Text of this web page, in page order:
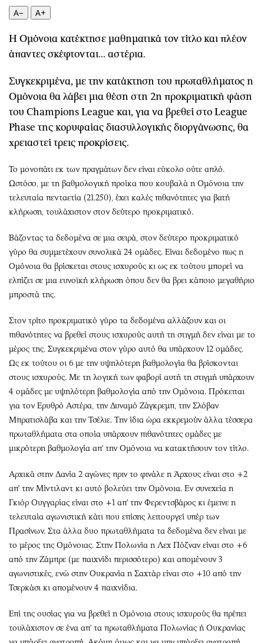
Περιβάλλον
Ελλάδα
Κόσμος
Παράξενα
Σινεμά
Θέατρο-Χορός
Μουσική
Εικαστικά
Χειρόγραφα
Έξοδος
Media
Wine routes
Podcasts
Uncut
Επιστολές
A− A+
Η Ομόνοια κατέκτησε μαθηματικά τον τίτλο και πλέον
άπαντες σκέφτονται... αστέρια.
Συγκεκριμένα, με την κατάκτηση του πρωταθλήματος η
Ομόνοια θα λάβει μια θέση στη 2η προκριματική φάση
του Champions League και, για να βρεθεί στο League
Phase της κορυφαίας διασυλλογικής διοργάνωσης, θα
χρειαστεί τρεις προκρίσεις.
Το μονοπάτι εκ των πραγμάτων δεν είναι εύκολο ούτε απλό.
Ωστόσο, με τη βαθμολογική προίκα που κουβαλά η Ομόνοια την
τελευταία πενταετία (21.250), έχει καλές πιθανότητες για βατή
κλήρωση, τουλάχιστον στον δεύτερο προκριματικό.
Βάζοντας τα δεδομένα σε μια σειρά, στον δεύτερο προκριματικό
γύρο θα συμμετέχουν συνολικά 24 ομάδες. Είναι δεδομένο πως η
Ομόνοια θα βρίσκεται στους ισχυρούς κι ως εκ τούτου μπορεί να
ελπίζει σε μια ευνοϊκή κλήρωση όπου δεν θα βρει κάποιο μεγαθήριο
μπροστά της.
Στον τρίτο προκριματικό γύρο τα δεδομένα αλλάζουν και οι
πιθανότητες να βρεθεί στους ισχυρούς αυτή τη στιγμή δεν είναι με το
μέρος της. Συγκεκριμένα στον γύρο αυτό θα υπάρχουν 12 ομάδες.
Ως εκ τούτου οι 6 με την υψηλότερη βαθμολογία θα βρίσκονται
στους ισχυρούς. Με τη λογική των φαβορί αυτή τη στιγμή υπάρχουν
4 ομάδες με υψηλότερη βαθμολογία από την Ομόνοια. Πρόκειται
για τον Ερυθρό Αστέρα, την Δυναμό Ζάγκρεμπ, την Σλόβαν
Μπρατισλάβα και την Τσέλιε. Την ίδια ώρα εκκρεμούν άλλα τέσσερα
πρωταθλήματα στα οποία υπάρχουν πιθανότητες ομάδες με
μικρότερη βαθμολογία απ' την Ομόνοια να κατακτήσουν τον τίτλο.
Αρχικά στην Δανία 2 αγώνες πριν το φινάλε η Άρχους είναι στο +2
απ' την Μίντιλαντ κι αυτό βολεύει την Ομόνοια. Εν συνεχεία η
Γκιόρ Ουγγαρίας είναι στο +1 απ' την Φερεντσβάρος κι έμεινε η
τελευταία αγωνιστική κάτι που επίσης λειτουργεί υπέρ των
Πρασίνων. Στα άλλα δυο πρωταθλήματα τα δεδομένα δεν είναι με
το μέρος της Ομόνοιας. Στην Πολωνία η Λεχ Πόζναν είναι στο +6
από την Ζάμπρε (με παιχνίδι περισσότερο) και απομένουν 3
αγωνιστικές, ενώ στην Ουκρανία η Σαχτάρ είναι στο +10 από την
Τσερκάσι κι απομένουν 4 παιχνίδια.
Επί της ουσίας για να βρεθεί η Ομόνοια στους ισχυρούς θα πρέπει
τουλάχιστον σε ένα απ' τα πρωταθλήματα Πολωνίας ή Ουκρανίας